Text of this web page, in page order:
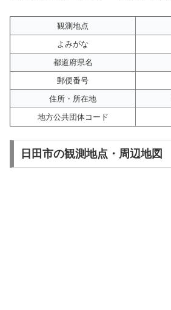
観測地点
よみがな
都道府県名
郵便番号
住所・所在地
地方公共団体コード
日田市の観測地点・周辺地図